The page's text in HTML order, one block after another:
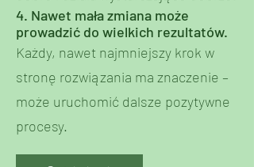
4. Nawet mała zmiana może
prowadzić do wielkich rezultatów.
Każdy, nawet najmniejszy krok w
stronę rozwiązania ma znaczenie –
może uruchomić dalsze pozytywne
procesy.